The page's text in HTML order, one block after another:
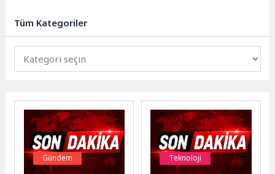
Tüm Kategoriler
Gündem Teknoloji